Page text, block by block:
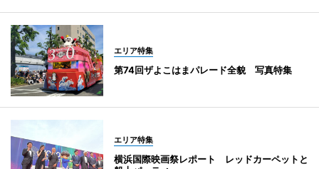
エリア特集
第74回ザよこはまパレード全貌 写真特集
エリア特集
横浜国際映画祭レポート レッドカーペットと